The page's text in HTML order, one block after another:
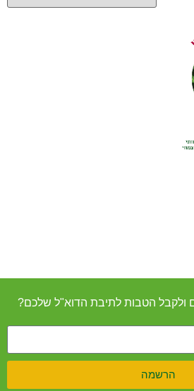
ולקבל הטבות לתיבת הדוא"ל שלכם?
הרשמה